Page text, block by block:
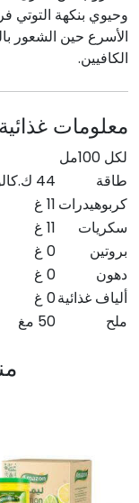
وحيوي بنكهة التوتي
الأسرع حين الشعور
الكافيين.
معلومات غذائية
لكل 100مل
طاقة
44 ك.كالوري
كربوهيدرات 11 غ
سكريات
11 غ
بروتين
0 غ
دهون
0 غ
ألياف غذائية0 غ
ملح
50 مغ